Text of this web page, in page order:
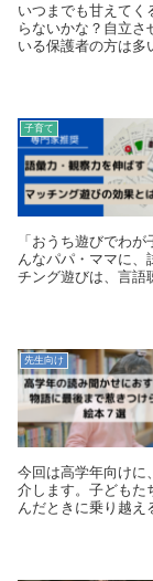
いつまでも甘えてく
らないかな？自立
いる保護者の方は多
子育て
「おうち遊びでわ
んなパパ・ママに、
チング遊びは、言語
先生向け
今回は高学年向けに
介します。子どもた
んだときに乗り越え